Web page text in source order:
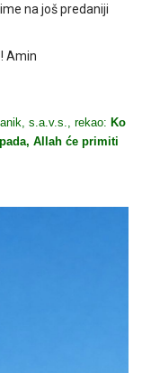
na još predaniji
Amin
s.a.v.s., rekao: Ko
Allah će primiti